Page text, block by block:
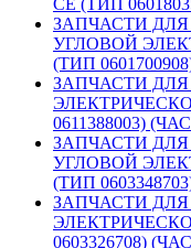
ЗАПЧАСТИ
УГЛОВОЙ
(ТИП
ЗАПЧАСТИ
0611388003)
ЗАПЧАСТИ
УГЛОВОЙ
(ТИП
ЗАПЧАСТИ ДЛЯ
0603326708)